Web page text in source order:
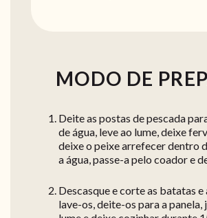
MODO DE
Deite as postas de pescada
de água, leve ao lume, deixe
deixe o peixe arrefecer dentro
a água, passe-a pelo coador e
Descasque e corte as batatas
lave-os, deite-os para a panela,